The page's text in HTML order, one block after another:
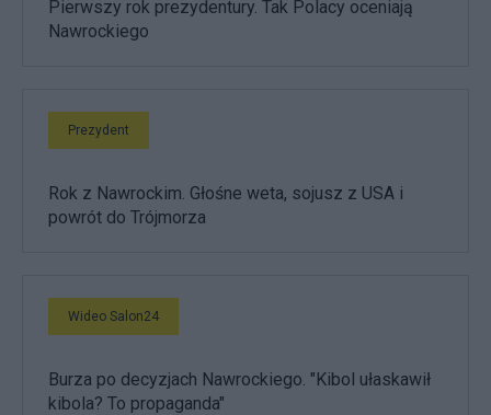
Pierwszy rok prezydentury. Tak Polacy oceniają
Nawrockiego
Prezydent
Rok z Nawrockim. Głośne weta, sojusz z USA i
powrót do Trójmorza
Wideo Salon24
Burza po decyzjach Nawrockiego. "Kibol ułaskawił
kibola? To propaganda"